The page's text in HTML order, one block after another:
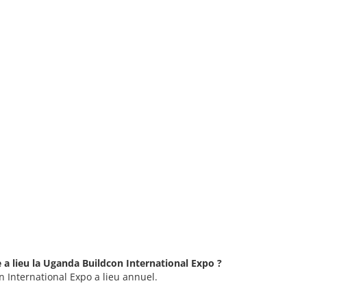
a lieu la Uganda Buildcon International Expo ?
International Expo a lieu annuel.